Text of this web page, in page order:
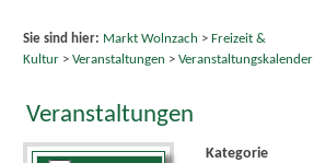
Sie sind hier: Markt Wolnzach > Freizeit &
Kultur> Veranstaltungen > Veranstaltungskalender
Veranstaltungen
Kategorie